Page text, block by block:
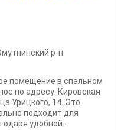
р-н
помещение в спальном
по адресу: Кировская
Урицкого, 14. Это
подходит для
удобной...